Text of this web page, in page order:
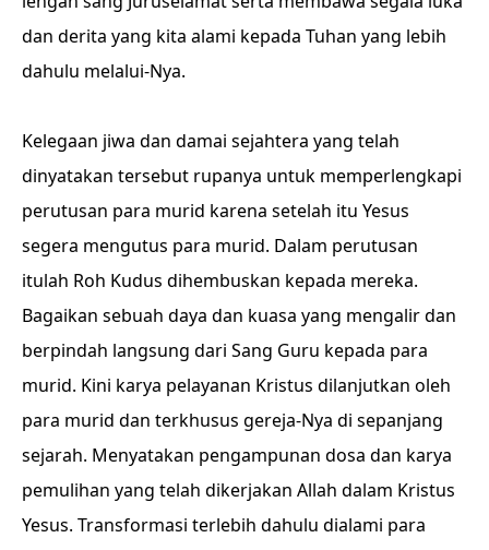
dan derita yang kita alami kepada Tuhan yang lebih
dahulu melalui-Nya.
Kelegaan jiwa dan damai sejahtera yang telah
dinyatakan tersebut rupanya untuk memperlengkapi
perutusan para murid karena setelah itu Yesus
segera mengutus para murid. Dalam perutusan
itulah Roh Kudus dihembuskan kepada mereka.
Bagaikan sebuah daya dan kuasa yang mengalir dan
berpindah langsung dari Sang Guru kepada para
murid. Kini karya pelayanan Kristus dilanjutkan oleh
para murid dan terkhusus gereja-Nya di sepanjang
sejarah. Menyatakan pengampunan dosa dan karya
pemulihan yang telah dikerjakan Allah dalam Kristus
Yesus. Transformasi terlebih dahulu dialami para